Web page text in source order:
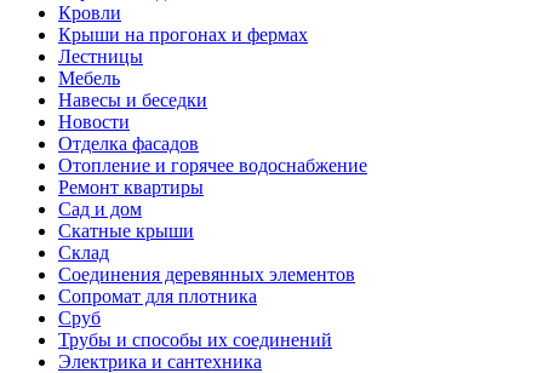
Кровли
Крыши на прогонах и фермах
Лестницы
Мебель
Навесы и беседки
Новости
Отделка фасадов
Отопление и горячее водоснабжение
Ремонт квартиры
Сад и дом
Скатные крыши
Склад
Соединения деревянных элементов
Сопромат для плотника
Сруб
Трубы и способы их соединений
Электрика и сантехника